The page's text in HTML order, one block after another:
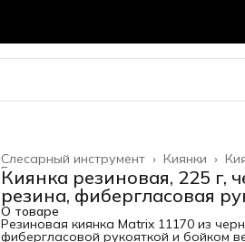
Киянки ›
Слесарный инструмент ›
Главная ›
Киянка резиновая, 225 г,
резина, фибергласовая
О товаре
Резиновая киянка Matrix 11170 из
фибергласовой рукояткой и бойком